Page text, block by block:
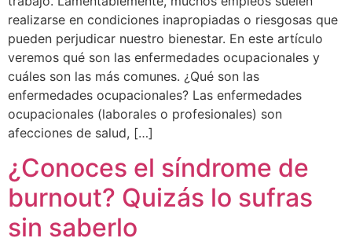
realizarse en condiciones inapropiadas o riesgosas que
pueden perjudicar nuestro bienestar. En este artículo
veremos qué son las enfermedades ocupacionales y
cuáles son las más comunes. ¿Qué son las
enfermedades ocupacionales? Las enfermedades
ocupacionales (laborales o profesionales) son
afecciones de salud, […]
¿Conoces el síndrome de
burnout? Quizás lo sufras
sin saberlo